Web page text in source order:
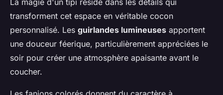
La magie d'un tipi réside dans les détails qui
transforment cet espace en véritable cocon
personnalisé. Les guirlandes lumineuses apportent
une douceur féerique, particulièrement appréciées le
soir pour créer une atmosphère apaisante avant le
coucher.